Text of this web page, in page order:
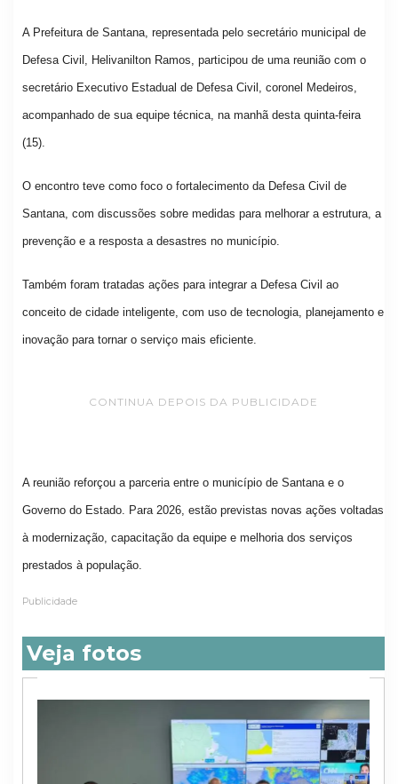
A Prefeitura de Santana, representada pelo secretário municipal de
Defesa Civil, Helivanilton Ramos, participou de uma reunião com o
secretário Executivo Estadual de Defesa Civil, coronel Medeiros,
acompanhado de sua equipe técnica, na manhã desta quinta-feira
(15).
O encontro teve como foco o fortalecimento da Defesa Civil de
Santana, com discussões sobre medidas para melhorar a estrutura, a
prevenção e a resposta a desastres no município.
Também foram tratadas ações para integrar a Defesa Civil ao
conceito de cidade inteligente, com uso de tecnologia, planejamento e
inovação para tornar o serviço mais eficiente.
CONTINUA DEPOIS DA PUBLICIDADE
A reunião reforçou a parceria entre o município de Santana e o
Governo do Estado. Para 2026, estão previstas novas ações voltadas
à modernização, capacitação da equipe e melhoria dos serviços
prestados à população.
Publicidade
Veja fotos